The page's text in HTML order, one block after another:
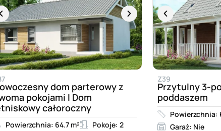
dom parterowy z
pokojami I Dom
całoroczny
Powierzchnia: 64.7 m²
Pokoje: 2
Z39
Przytulny 3-
poddaszem
Powierzchnia:
Garaż: Nie